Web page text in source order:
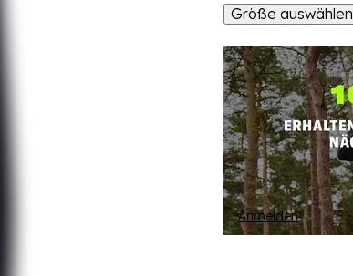
Größe auswählen
Anmelden